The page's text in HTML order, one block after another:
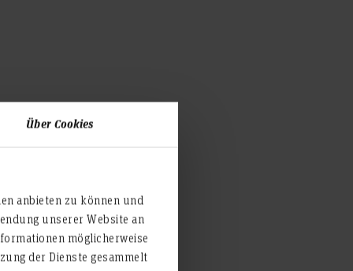
Über Cookies
anbieten zu können und
unserer Website an
möglicherweise
der Dienste gesammelt